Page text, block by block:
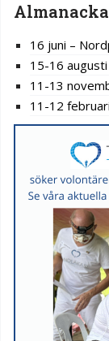
16 juni –
15-16
11-13
11-12